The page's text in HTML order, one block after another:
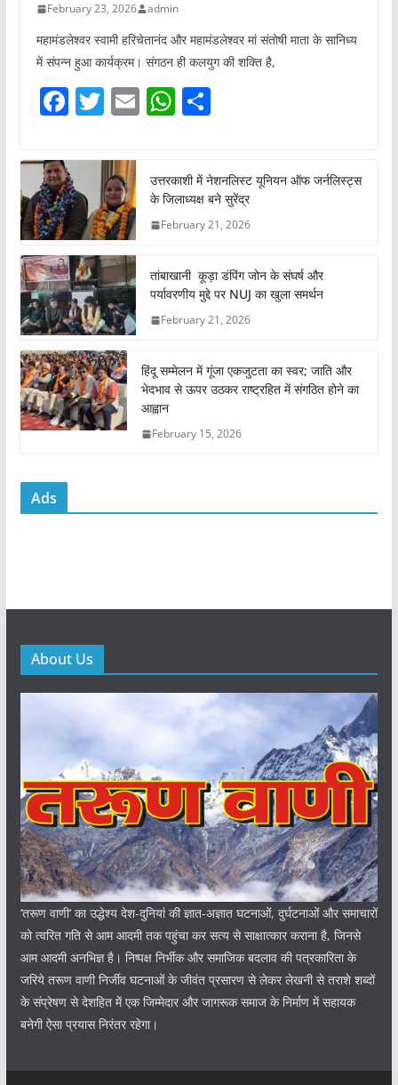
February 23, 2026 admin
महामंडलेश्वर स्वामी हरिचेतानंद और महामंडलेश्वर मां संतोषी माता के सानिध्य
में संपन्न हुआ कार्यक्रम। संगठन ही कलयुग की शक्ति है,
F
c
e
b
o
o
k
T
itt
er
E W
s
A
p
S
e
उत्तरकाशी में नेशनलिस्ट यूनियन ऑफ जर्नलिस्ट्स
के जिलाध्यक्ष बने सुरेंद्र
February 21, 2026
तांबाखानी कूड़ा डंपिंग जोन के संघर्ष और
पर्यावरणीय मुद्दे पर NUJ का खुला समर्थन
February 21, 2026
हिंदू सम्मेलन में गूंजा एकजुटता का स्वर; जाति और
भेदभाव से ऊपर उठकर राष्ट्रहित में संगठित होने का
आह्वान
February 15, 2026
Ads
About Us
‘तरूण वाणी‘ का उद्धेश्य देश-दुनियां की ज्ञात-अज्ञात घटनाओं, दुर्घटनाओं और समाचारों
को त्वरित गति से आम आदमी तक पहुंचा कर सत्य से साक्षात्कार कराना है, जिनसे
आम आदमी अनभिज्ञ है। निष्पक्ष निर्भीक और समाजिक बदलाव की पत्रकारिता के
जरिये तरूण वाणी निर्जीव घटनाओं के जीवंत प्रसारण से लेकर लेखनी से तराशे शब्दों
के संप्रेषण से देशहित में एक जिम्मेदार और जागरूक समाज के निर्माण में सहायक
बनेगी ऐसा प्रयास निरंतर रहेगा।